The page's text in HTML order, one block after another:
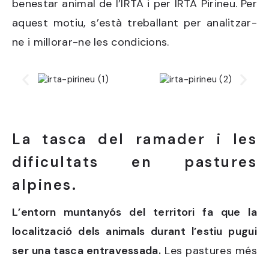
benestar animal de l’IRTA i per IRTA Pirineu. Per
aquest motiu, s’està treballant per analitzar-
ne i millorar-ne les condicions.
La tasca del ramader i les
dificultats en pastures
alpines.
L’entorn muntanyós del territori fa que la
localització dels animals durant l’estiu pugui
ser una tasca entravessada. Les pastures més